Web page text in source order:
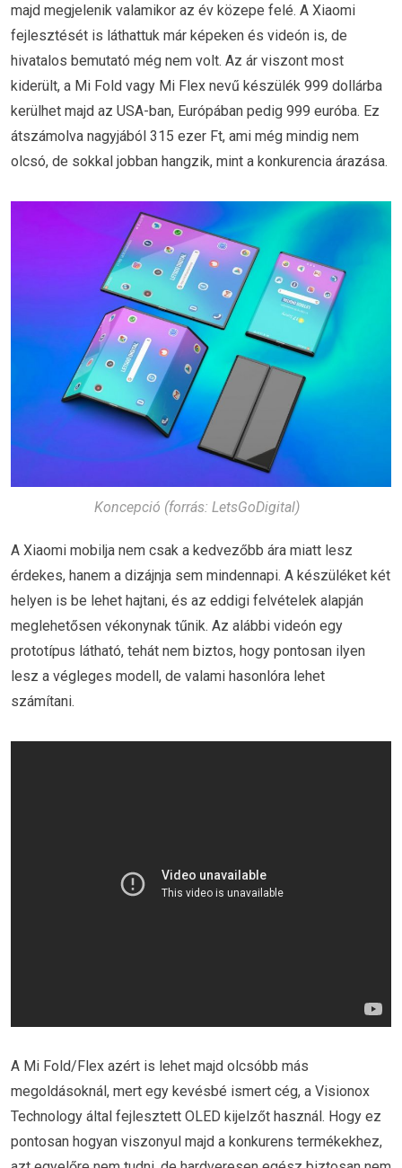
majd megjelenik valamikor az év közepe felé. A Xiaomi
fejlesztését is láthattuk már képeken és videón is, de
hivatalos bemutató még nem volt. Az ár viszont most
kiderült, a Mi Fold vagy Mi Flex nevű készülék 999 dollárba
kerülhet majd az USA-ban, Európában pedig 999 euróba. Ez
átszámolva nagyjából 315 ezer Ft, ami még mindig nem
olcsó, de sokkal jobban hangzik, mint a konkurencia árazása.
Koncepció (forrás: LetsGoDigital)
A Xiaomi mobilja nem csak a kedvezőbb ára miatt lesz
érdekes, hanem a dizájnja sem mindennapi. A készüléket két
helyen is be lehet hajtani, és az eddigi felvételek alapján
meglehetősen vékonynak tűnik. Az alábbi videón egy
prototípus látható, tehát nem biztos, hogy pontosan ilyen
lesz a végleges modell, de valami hasonlóra lehet
számítani.
A Mi Fold/Flex azért is lehet majd olcsóbb más
megoldásoknál, mert egy kevésbé ismert cég, a Visionox
Technology által fejlesztett OLED kijelzőt használ. Hogy ez
pontosan hogyan viszonyul majd a konkurens termékekhez,